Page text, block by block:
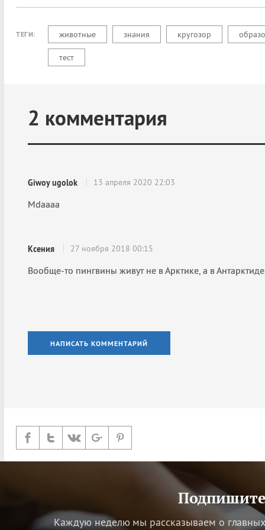
ТЕГИ: животные знания кругозор
тест
2 комментария
Giwoy ugolok 13 апреля 2020 22:03
Mdaaaa
Ксения 27 ноября 2018 00:15
Вообще-то пингвины живут не в Арктике, а в
НАПИСАТЬ КОММЕНТАРИЙ
Каждую неделю мы рассказываем о главных